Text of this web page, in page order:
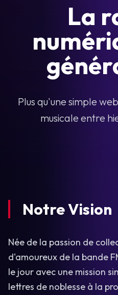
La
Plus qu'une simple
musicale entre
Notre Vision
Née de la passion de
d'amoureux de la bande
le jour avec une mission
lettres de noblesse à la